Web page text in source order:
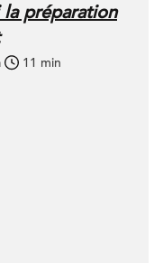
préparation
11 min